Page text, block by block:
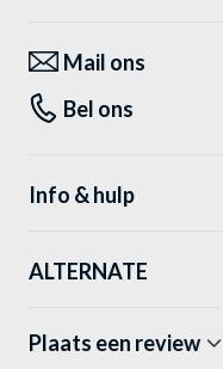
Mail ons
Bel ons
Info & hulp
ALTERNATE
Plaats een review